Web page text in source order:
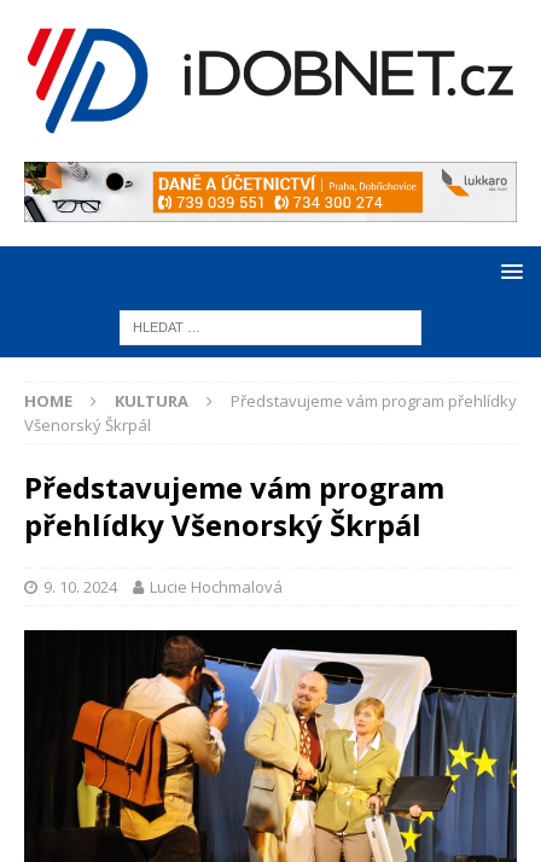
HOME KULTURA
Představujeme vám program přehlídky
Všenorský Škrpál
Představujeme vám program
přehlídky Všenorský Škrpál
9. 10. 2024 Lucie Hochmalová